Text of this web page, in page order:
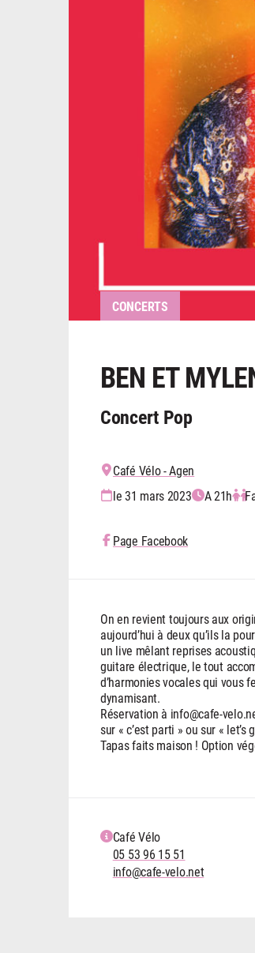
CONCERTS
BEN ET
Concert Pop
Café Vélo - Agen
le 31 mars 2023
A 21h
Page Facebook
On en revient toujours aux
aujourd’hui à deux qu’ils la
un live mêlant reprises
guitare électrique, le tout
d’harmonies vocales qui vous
dynamisant.
Réservation à info@cafe-
sur « c’est parti » ou sur « let’s
Tapas faits maison ! Option
Café Vélo
05 53 96 15 51
info@cafe-velo.net